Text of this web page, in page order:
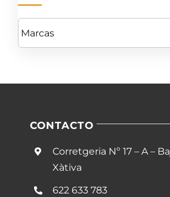
CONTACTO
Corretgeria Nº 17 – A –
Xàtiva
622 633 783